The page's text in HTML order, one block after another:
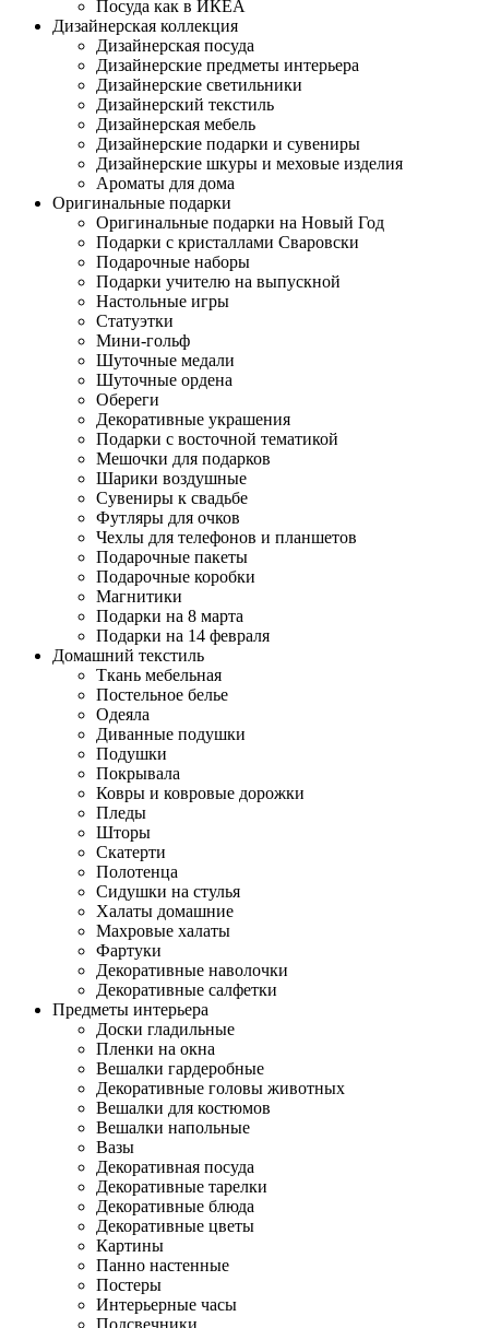
Посуда как в ИКЕА
Дизайнерская коллекция
Дизайнерская посуда
Дизайнерские предметы интерьера
Дизайнерские светильники
Дизайнерский текстиль
Дизайнерская мебель
Дизайнерские подарки и сувениры
Дизайнерские шкуры и меховые изделия
Ароматы для дома
Оригинальные подарки
Оригинальные подарки на Новый Год
Подарки с кристаллами Сваровски
Подарочные наборы
Подарки учителю на выпускной
Настольные игры
Статуэтки
Мини-гольф
Шуточные медали
Шуточные ордена
Обереги
Декоративные украшения
Подарки с восточной тематикой
Мешочки для подарков
Шарики воздушные
Сувениры к свадьбе
Футляры для очков
Чехлы для телефонов и планшетов
Подарочные пакеты
Подарочные коробки
Магнитики
Подарки на 8 марта
Подарки на 14 февраля
Домашний текстиль
Ткань мебельная
Постельное белье
Одеяла
Диванные подушки
Подушки
Покрывала
Ковры и ковровые дорожки
Пледы
Шторы
Скатерти
Полотенца
Сидушки на стулья
Халаты домашние
Махровые халаты
Фартуки
Декоративные наволочки
Декоративные салфетки
Предметы интерьера
Доски гладильные
Пленки на окна
Вешалки гардеробные
Декоративные головы животных
Вешалки для костюмов
Вешалки напольные
Вазы
Декоративная посуда
Декоративные тарелки
Декоративные блюда
Декоративные цветы
Картины
Панно настенные
Постеры
Интерьерные часы
Подсвечники